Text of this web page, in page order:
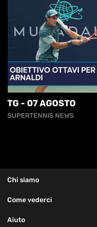
TG - 07 AGOSTO
SUPERTENNIS NEWS
Chi siamo
Come vederci
Aiuto